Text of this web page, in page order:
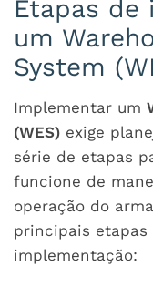
Etapas de
um
System
Implementar um
(WES) exige
série de etapas
funcione de
operação do
principais etapas
implementação: